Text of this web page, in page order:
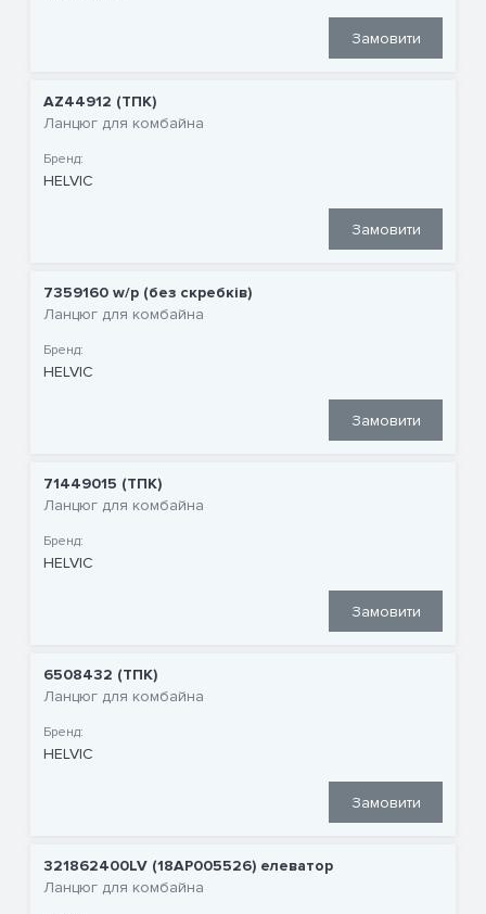
Замовити
AZ44912 (ТПК)
Ланцюг для комбайна
Бренд:
HELVIC
Замовити
7359160 w/p (без скребків)
Ланцюг для комбайна
Бренд:
HELVIC
Замовити
71449015 (ТПК)
Ланцюг для комбайна
Бренд:
HELVIC
Замовити
6508432 (ТПК)
Ланцюг для комбайна
Бренд:
HELVIC
Замовити
321862400LV (18AP005526) елеватор
Ланцюг для комбайна